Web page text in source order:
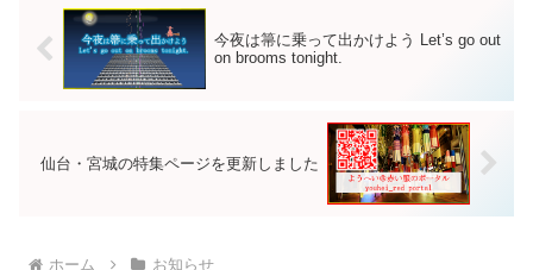
今夜は箒に乗って出かけよう Let’s go out
on brooms tonight.
仙台・宮城の特集ページを更新しました
ホーム お知らせ